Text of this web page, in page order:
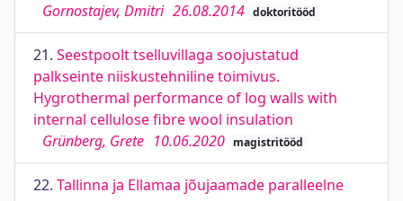
Gornostajev, Dmitri 26.08.2014 doktoritööd
21. Seestpoolt tselluvillaga soojustatud
palkseinte niiskustehniline toimivus.
Hygrothermal performance of log walls with
internal cellulose fibre wool insulation
Grünberg, Grete 10.06.2020 magistritööd
22. Tallinna ja Ellamaa jõujaamade paralleelne